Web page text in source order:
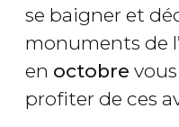
se baigner et
monuments de
en octobre
profiter de ces